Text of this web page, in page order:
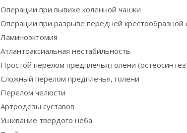
Операции при вывихе коленной чашки
Операции при разрыве передней крестообразной
Ламиноэктомия
Атлантоаксиальная нестабильность
Простой перелом предплечья,голени
Сложный перелом предплечья, голени
Перелом челюсти
Артродезы суставов
Ушивание твердого неба